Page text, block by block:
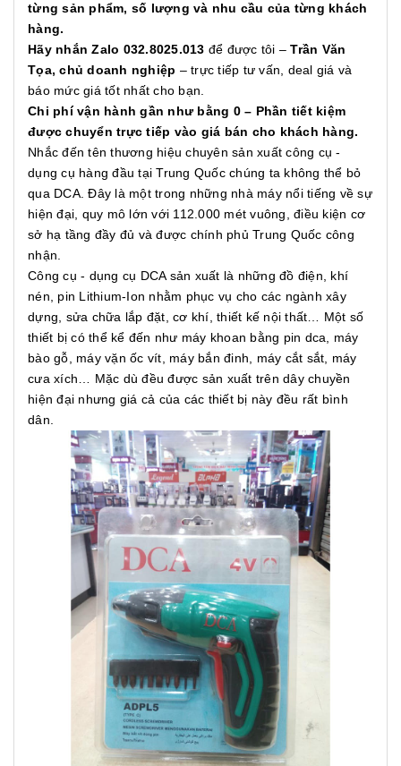
từng sản phẩm, số lượng và nhu cầu của từng khách
hàng.
Hãy nhắn Zalo 032.8025.013 để được tôi –Trần Văn
Tọa, chủ doanh nghiệp – trực tiếp tư vấn, deal giá và
báo mức giá tốt nhất cho bạn.
Chi phí vận hành gần như bằng 0 – Phần tiết kiệm
được chuyển trực tiếp vào giá bán cho khách hàng.
Nhắc đến tên thương hiệu chuyên sản xuất công cụ -
dụng cụ hàng đầu tại Trung Quốc chúng ta không thể bỏ
qua DCA. Đây là một trong những nhà máy nổi tiếng về sự
hiện đại, quy mô lớn với 112.000 mét vuông, điều kiện cơ
sở hạ tầng đầy đủ và được chính phủ Trung Quốc công
nhận.
Công cụ - dụng cụ DCA sản xuất là những đồ điện, khí
nén, pin Lithium-Ion nhằm phục vụ cho các ngành xây
dựng, sửa chữa lắp đặt, cơ khí, thiết kế nội thất… Một số
thiết bị có thể kể đến như máy khoan bằng pin dca, máy
bào gỗ, máy vặn ốc vít, máy bắn đinh, máy cắt sắt, máy
cưa xích… Mặc dù đều được sản xuất trên dây chuyền
hiện đại nhưng giá cả của các thiết bị này đều rất bình
dân.